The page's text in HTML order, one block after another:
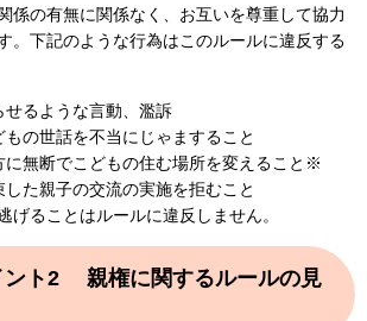
係の有無に関係なく、お互いを尊重して協力
。下記のような行為はこのルールに違反する
るような言動、濫訴
の世話を不当にじゃますること
に無断でこどもの住む場所を変えること※
た親子の交流の実施を拒むこと
ることはルールに違反しません。
ント2 親権に関するルールの見